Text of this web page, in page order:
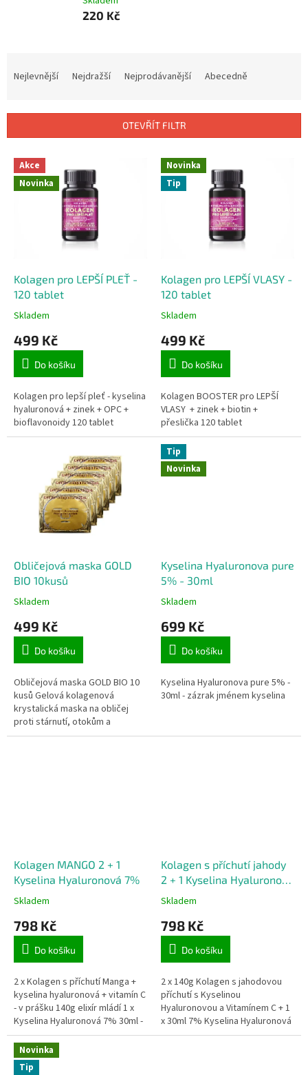
220 Kč
í
Nejlevnější Nejdražší Nejprodávanější Abecedně
OTEVŘÍT FILTR
V
p
Akce
Novinka
Kolagen pro LEPŠÍ PLEŤ -
120 tablet
Skladem
499 Kč
Do košíku
Kolagen pro lepší pleť - kyselina
hyaluronová + zinek + OPC +
bioflavonoidy 120 tablet
Novinka
Tip
Kolagen pro LEPŠÍ VLASY -
120 tablet
Skladem
499 Kč
Do košíku
Kolagen BOOSTER pro LEPŠÍ
VLASY + zinek + biotin +
přeslička 120 tablet
Obličejová maska GOLD
BIO 10kusů
Skladem
499 Kč
Do košíku
Obličejová maska GOLD BIO 10
kusů Gelová kolagenová
krystalická maska na obličej
proti stárnutí, otokům a
vráskám. Hydratuje pleť,
Tip
Novinka
Kyselina Hyaluronova pure
5% - 30ml
Skladem
699 Kč
Do košíku
Kyselina Hyaluronova pure 5% -
30ml - zázrak jménem kyselina
Kolagen MANGO 2 + 1
Kyselina Hyaluronová 7%
Skladem
798 Kč
Do košíku
2 x Kolagen s příchutí Manga +
kyselina hyaluronová + vitamín C
- v prášku 140g elixír mládí 1 x
Kyselina Hyaluronová 7% 30ml -
zázrak jménem kyselina
Naprosto jedinečná...
Kolagen s příchutí jahody
2 + 1 Kyselina Hyaluronová
7%
Skladem
798 Kč
Do košíku
2 x 140g Kolagen s jahodovou
příchutí s Kyselinou
Hyaluronovou a Vitamínem C + 1
x 30ml 7% Kyselina Hyaluronová
Novinka
Tip